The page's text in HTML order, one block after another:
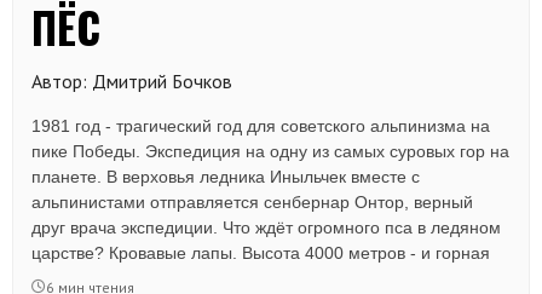
ПЁС
Автор: Дмитрий Бочков
1981 год - трагический год для советского альпинизма на
пике Победы. Экспедиция на одну из самых суровых гор на
планете. В верховья ледника Иныльчек вместе с
альпинистами отправляется сенбернар Онтор, верный
друг врача экспедиции. Что ждёт огромного пса в ледяном
царстве? Кровавые лапы. Высота 4000 метров - и горная
болезнь. Голодные дни в лагере, где еды не хватает даже
6 мин чтения